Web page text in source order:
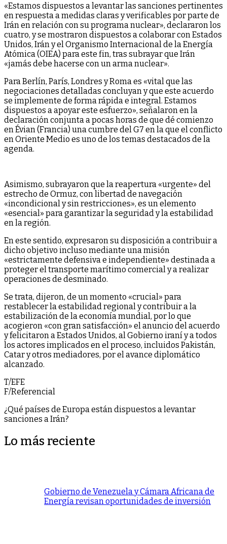
«Estamos dispuestos a levantar las sanciones pertinentes
en respuesta a medidas claras y verificables por parte de
Irán en relación con su programa nuclear», declararon los
cuatro, y se mostraron dispuestos a colaborar con Estados
Unidos, Irán y el Organismo Internacional de la Energía
Atómica (OIEA) para este fin, tras subrayar que Irán
«jamás debe hacerse con un arma nuclear».
Para Berlín, París, Londres y Roma es «vital que las
negociaciones detalladas concluyan y que este acuerdo
se implemente de forma rápida e integral. Estamos
dispuestos a apoyar este esfuerzo», señalaron en la
declaración conjunta a pocas horas de que dé comienzo
en Évian (Francia) una cumbre del G7 en la que el conflicto
en Oriente Medio es uno de los temas destacados de la
agenda.
Asimismo, subrayaron que la reapertura «urgente» del
estrecho de Ormuz, con libertad de navegación
«incondicional y sin restricciones», es un elemento
«esencial» para garantizar la seguridad y la estabilidad
en la región.
En este sentido, expresaron su disposición a contribuir a
dicho objetivo incluso mediante una misión
«estrictamente defensiva e independiente» destinada a
proteger el transporte marítimo comercial y a realizar
operaciones de desminado.
Se trata, dijeron, de un momento «crucial» para
restablecer la estabilidad regional y contribuir a la
estabilización de la economía mundial, por lo que
acogieron «con gran satisfacción» el anuncio del acuerdo
y felicitaron a Estados Unidos, al Gobierno iraní y a todos
los actores implicados en el proceso, incluidos Pakistán,
Catar y otros mediadores, por el avance diplomático
alcanzado.
T/EFE
F/Referencial
¿Qué países de Europa están dispuestos a levantar
sanciones a Irán?
Lo más reciente
Gobierno de Venezuela y Cámara Africana de
Energía revisan oportunidades de inversión